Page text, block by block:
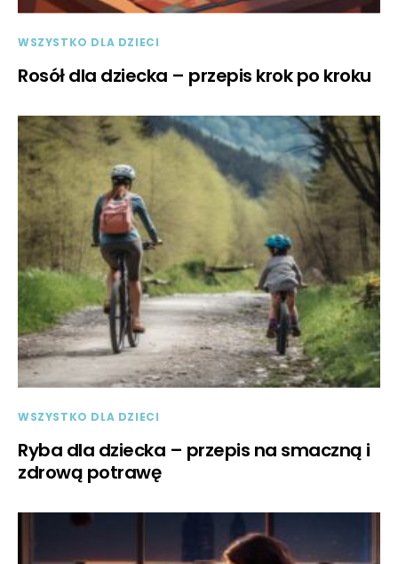
WSZYSTKO DLA DZIECI
Rosół dla dziecka – przepis krok po kroku
WSZYSTKO DLA DZIECI
Ryba dla dziecka – przepis na smaczną i
zdrową potrawę